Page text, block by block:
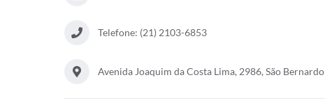
Telefone: (21) 2103-6853
Avenida Joaquim da Costa Lima, 2986, São Bernardo